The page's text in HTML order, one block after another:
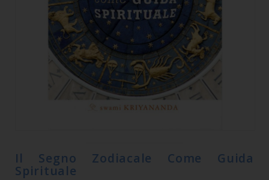
Il Segno Zodiacale Come Guida
Spirituale